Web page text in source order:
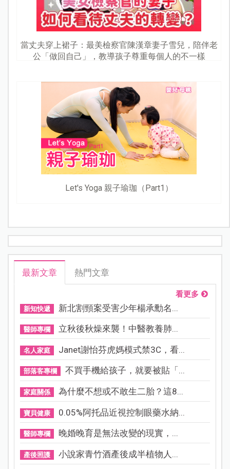
當丈夫穿上裙子：最美檢察官陳漢章妻子雪兒，陪伴老
公「做回自己」，教導孩子尊重每個人的不一樣
Let's Yoga 親子瑜珈（Part1）
最新文章 熱門文章
看更多
新知快遞 新北割頸案受害少年楊承勳名...
醫師專欄 立秋後秋燥來襲！中醫教養肺...
名人家庭 Janet謝怡芬虎媽模式禁3C，看...
部落客專欄 不買手機給孩子，就要被貼「...
家庭關係 為什麼不想或不敢生二胎？這8...
寶貝健康 0.05%阿托品近視控制眼藥水納...
醫師專欄 晚婚晚育是無法改變的現實，...
產後照護 小說家青竹酒產後成半植物人...